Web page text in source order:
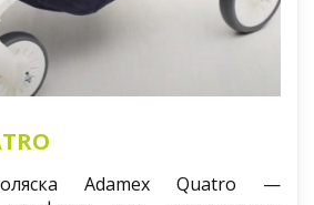
Adamex Quatro —